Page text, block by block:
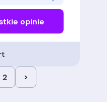
opinie
2 >